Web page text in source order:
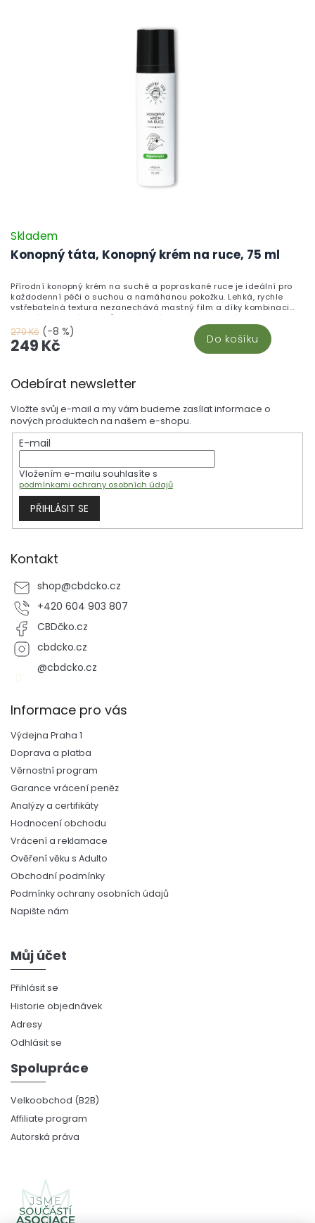
Konopný táta, Konopný krém na ruce, 75 ml
Skladem
270 Kč (-8 %)
249 Kč Do košíku
Přírodní konopný krém na suché a popraskané ruce je ideální pro
každodenní péči o suchou a namáhanou pokožku. Lehká, rychle
vstřebatelná textura nezanechává mastný film a díky kombinaci
konopí, rostlinných olejů a pečujících složek pomáhá udržet ruce
hebké, vyživené a chráněné před vysušováním. Praktický pomocník,
který se hodí mít vždy po ruce.
Odebírat newsletter
Vložte svůj e-mail a my vám budeme zasílat informace o
nových produktech na našem e-shopu.
E-mail
Vložením e-mailu souhlasíte s
podmínkami ochrany osobních údajů
PŘIHLÁSIT SE
Kontakt
shop@cbdcko.cz
+420 604 903 807
CBDčko.cz
cbdcko.cz
@cbdcko.cz
Informace pro vás
Výdejna Praha 1
Doprava a platba
Věrnostní program
Garance vrácení peněz
Analýzy a certifikáty
Hodnocení obchodu
Vrácení a reklamace
Ověření věku s Adulto
Obchodní podmínky
Podmínky ochrany osobních údajů
Napište nám
Můj účet
Přihlásit se
Historie objednávek
Adresy
Odhlásit se
Spolupráce
Velkoobchod (B2B)
Affiliate program
Autorská práva